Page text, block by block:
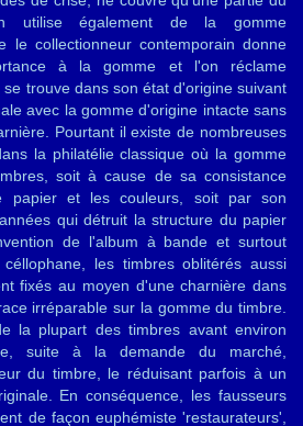
utilise également de la gomme
le collectionneur contemporain donne
à la gomme et l'on réclame
trouve dans son état d'origine suivant
avec la gomme d'origine intacte sans
Pourtant il existe de nombreuses
la philatélie classique où la gomme
soit à cause de sa consistance
papier et les couleurs, soit par son
qui détruit la structure du papier
de l'album à bande et surtout
les timbres oblitérés aussi
fixés au moyen d'une charnière dans
irréparable sur la gomme du timbre.
la plupart des timbres avant environ
suite à la demande du marché,
du timbre, le réduisant parfois à un
En conséquence, les fausseurs
de façon euphémiste 'restaurateurs',